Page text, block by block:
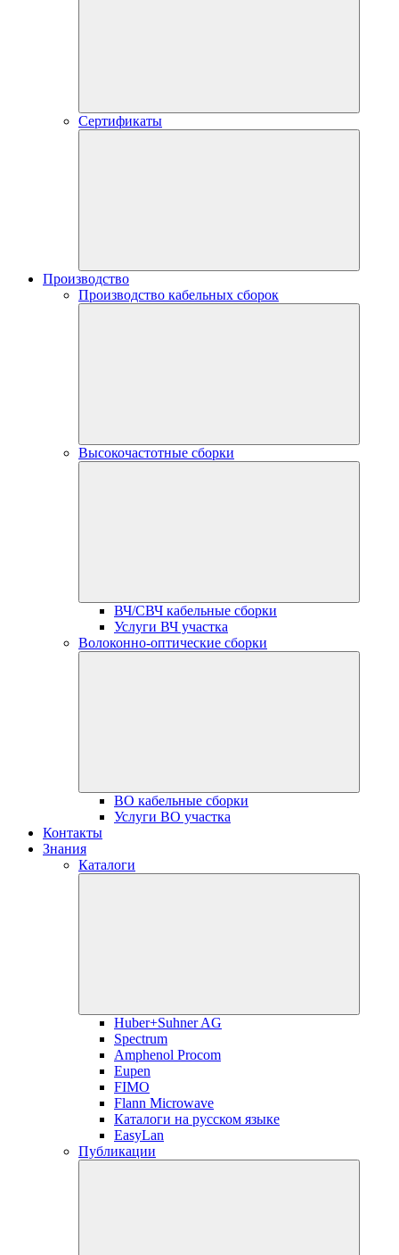
Сертификаты
Производство
Производство кабельных сборок
Высокочастотные сборки
ВЧ/СВЧ кабельные сборки
Услуги ВЧ участка
Волоконно-оптические сборки
ВО кабельные сборки
Услуги ВО участка
Контакты
Знания
Каталоги
Huber+Suhner AG
Spectrum
Amphenol Procom
Eupen
FIMO
Flann Microwave
Каталоги на русском языке
EasyLan
Публикации